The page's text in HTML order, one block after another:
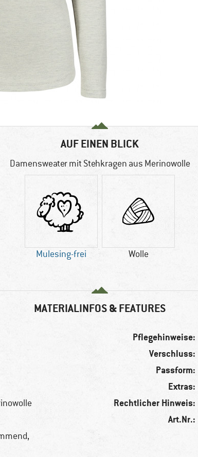
AUF EINEN BLICK
Damensweater mit Stehkragen aus Merinowolle
Mulesing-frei Wolle
MATERIALINFOS & FEATURES
Pflegehinweise:
Verschluss:
Passform:
Extras:
Rechtlicher Hinweis:
Art.Nr.: